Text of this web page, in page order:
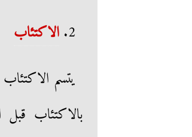
2. الاكتئاب
يتسم
بالاكتئاب